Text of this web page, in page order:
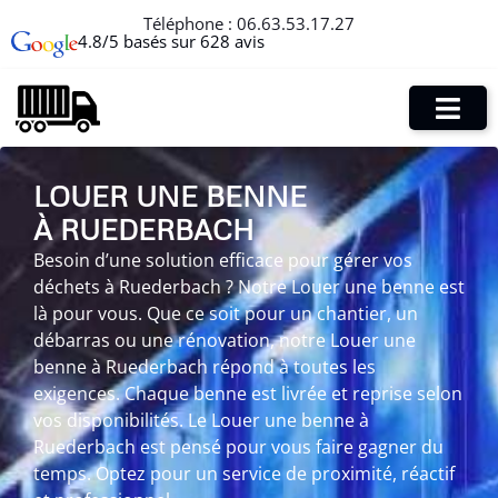
Téléphone : 06.63.53.17.27
4.8/5 basés sur 628 avis
LOUER UNE BENNE
À RUEDERBACH
Besoin d’une solution efficace pour gérer vos
déchets à Ruederbach ? Notre Louer une benne est
là pour vous. Que ce soit pour un chantier, un
débarras ou une rénovation, notre Louer une
benne à Ruederbach répond à toutes les
exigences. Chaque benne est livrée et reprise selon
vos disponibilités. Le Louer une benne à
Ruederbach est pensé pour vous faire gagner du
temps. Optez pour un service de proximité, réactif